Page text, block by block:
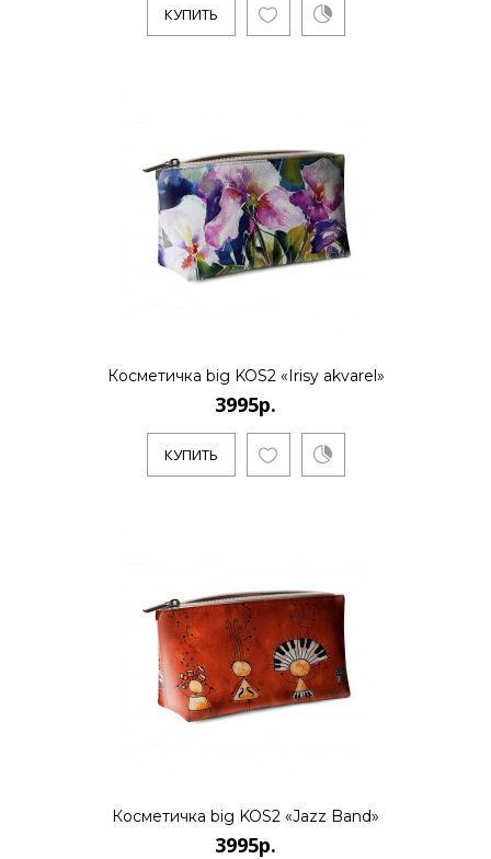
..
КУПИТЬ
КУПИТЬ
Косметичка big KOS2 «Irisy akvarel»
3995р.
КУПИТЬ
Косметичка big KOS2 «Jazz Band»
3995р.